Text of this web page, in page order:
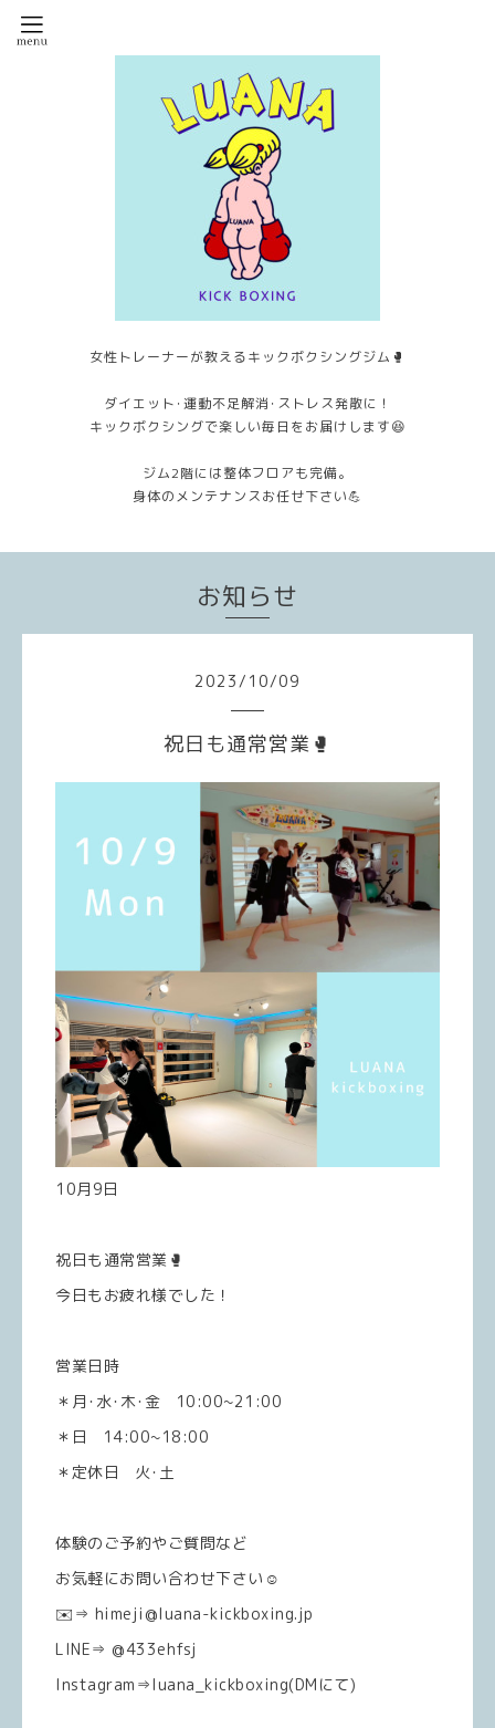
女性トレーナーが教えるキックボクシングジム🥊
ダイエット･運動不足解消･ストレス発散に！
キックボクシングで楽しい毎日をお届けします😆
ジム2階には整体フロアも完備。
身体のメンテナンスお任せ下さい💪
お知らせ
2023/ 10/09
祝日も通常営業🥊
10月9日
祝日も通常営業🥊
今日もお疲れ様でした！
営業日時
＊月･水･木･金 10:00~21:00
＊日 14:00~18:00
＊定休日 火･土
体験のご予約やご質問など
お気軽にお問い合わせ下さい☺️
✉️⇒ himeji@luana-kickboxing.jp
LINE⇒ @433ehfsj
Instagram⇒luana_kickboxing(DMにて)